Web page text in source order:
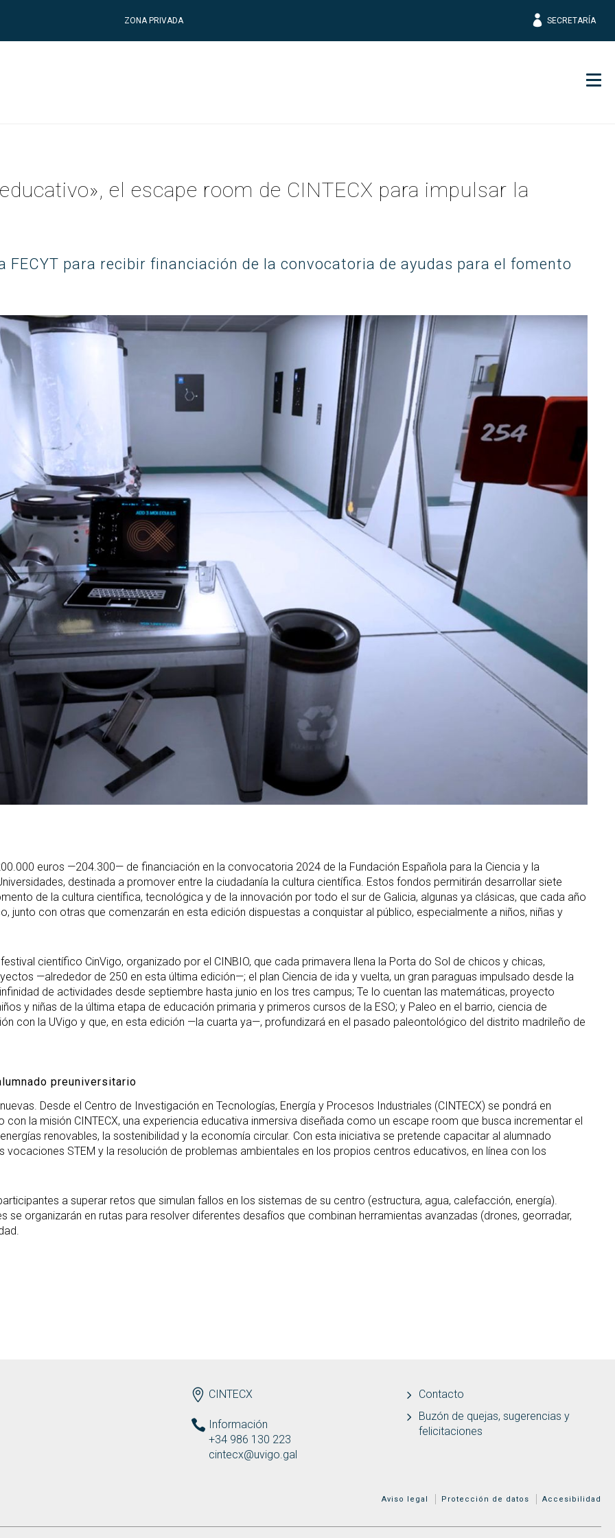
ZONA PRIVADA SECRETARÍA
el escape room de CINTECX para impulsar la
FECYT para recibir financiación de la convocatoria de ayudas para el fomento
euros —204.300— de financiación en la convocatoria 2024 de la Fundación Española para la Ciencia y la
destinada a promover entre la ciudadanía la cultura científica. Estos fondos permitirán desarrollar siete
de la cultura científica, tecnológica y de la innovación por todo el sur de Galicia, algunas ya clásicas, que cada año
junto con otras que comenzarán en esta edición dispuestas a conquistar al público, especialmente a niños, niñas y
científico CinVigo, organizado por el CINBIO, que cada primavera llena la Porta do Sol de chicos y chicas,
—alrededor de 250 en esta última edición—; el plan Ciencia de ida y vuelta, un gran paraguas impulsado desde la
de actividades desde septiembre hasta junio en los tres campus; Te lo cuentan las matemáticas, proyecto
y niñas de la última etapa de educación primaria y primeros cursos de la ESO; y Paleo en el barrio, ciencia de
con la UVigo y que, en esta edición —la cuarta ya—, profundizará en el pasado paleontológico del distrito madrileño de
preuniversitario
Desde el Centro de Investigación en Tecnologías, Energía y Procesos Industriales (CINTECX) se pondrá en
la misión CINTECX, una experiencia educativa inmersiva diseñada como un escape room que busca incrementar el
renovables, la sostenibilidad y la economía circular. Con esta iniciativa se pretende capacitar al alumnado
STEM y la resolución de problemas ambientales en los propios centros educativos, en línea con los
a superar retos que simulan fallos en los sistemas de su centro (estructura, agua, calefacción, energía).
se organizarán en rutas para resolver diferentes desafíos que combinan herramientas avanzadas (drones, georradar,
ENDEREZO ES
CINTECX
Información
+34 986 130 223
cintecx@uvigo.gal
Contacto
Buzón de quejas, sugerencias y
felicitaciones
MENÚ ADICIONAL
Aviso legal Protección de datos Accesibilidad